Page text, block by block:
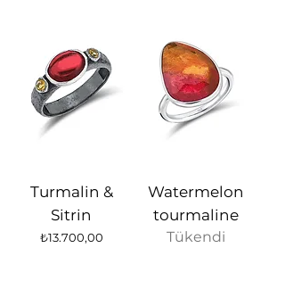
Turmalin &
Sitrin
Fiyat
₺13.700,00
Watermelon
tourmaline
Tükendi